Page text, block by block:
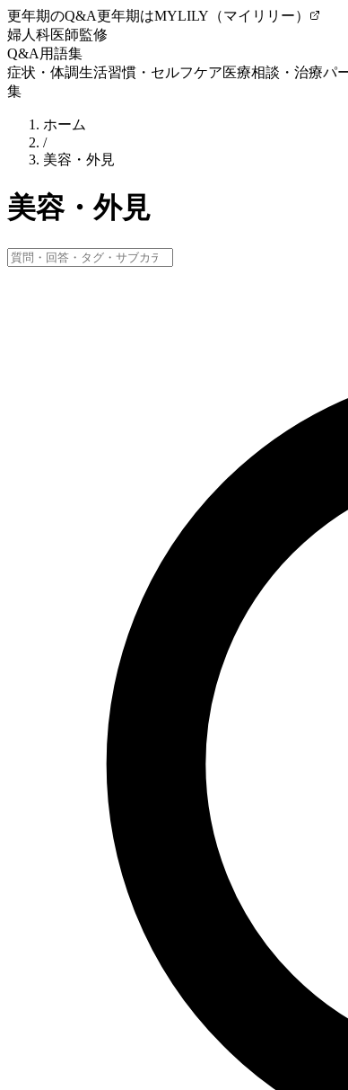
更年期のQ&A更年期はMYLILY（マイリリー）
婦人科医師監修
Q&A 用語集
症状・体調生活習慣・セルフケア医療相談・治療パ
集
ホーム
/
美容・外見
美容・外見